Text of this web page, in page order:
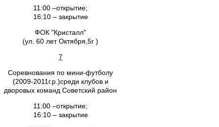
11:00 –открытие;
16:10 – закрытие
ФОК "Кристалл"
(ул. 60 лет Октября,5г )
7
Соревнования по мини-футболу
(2009-2011г.р.)среди клубов и
дворовых команд Советский район
11:00 –открытие;
16:10 – закрытие